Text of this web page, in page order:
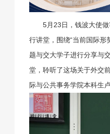
5月23日，钱波大使
行讲堂，围绕“当前国际形
题与交大学子进行分享与
堂，聆听了这场关于外交
际与公共事务学院本科生